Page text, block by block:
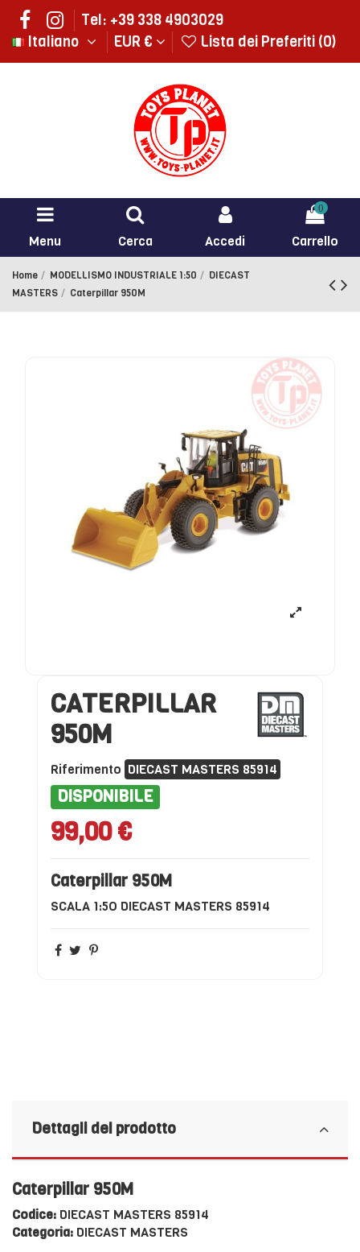
Tel: +39 338 4903029
Italiano
EUR € Lista dei Preferiti (0)
Menu Cerca Accedi
0
Carrello
Home MODELLISMO INDUSTRIALE 1:50
DIECAST
MASTERS
Caterpillar 950M
CATERPILLAR
950M
Riferimento DIECAST MASTERS 85914
DISPONIBILE
99,00 €
Caterpillar 950M
SCALA 1:5O DIECAST MASTERS 85914
Dettagli del prodotto
Caterpillar 950M
Codice: DIECAST MASTERS 85914
Categoria: DIECAST MASTERS